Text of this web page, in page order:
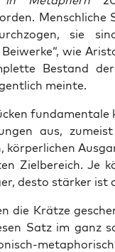
Mensch­li­che
sie
Bei­wer­ke“, wie
Bestand
meinte.
fun­da­men­ta­le
aus,
kör­per­li­chen
Ziel­be­reich. Je
des­to stär­ker ist
die Krät­ze
Satz im ganz